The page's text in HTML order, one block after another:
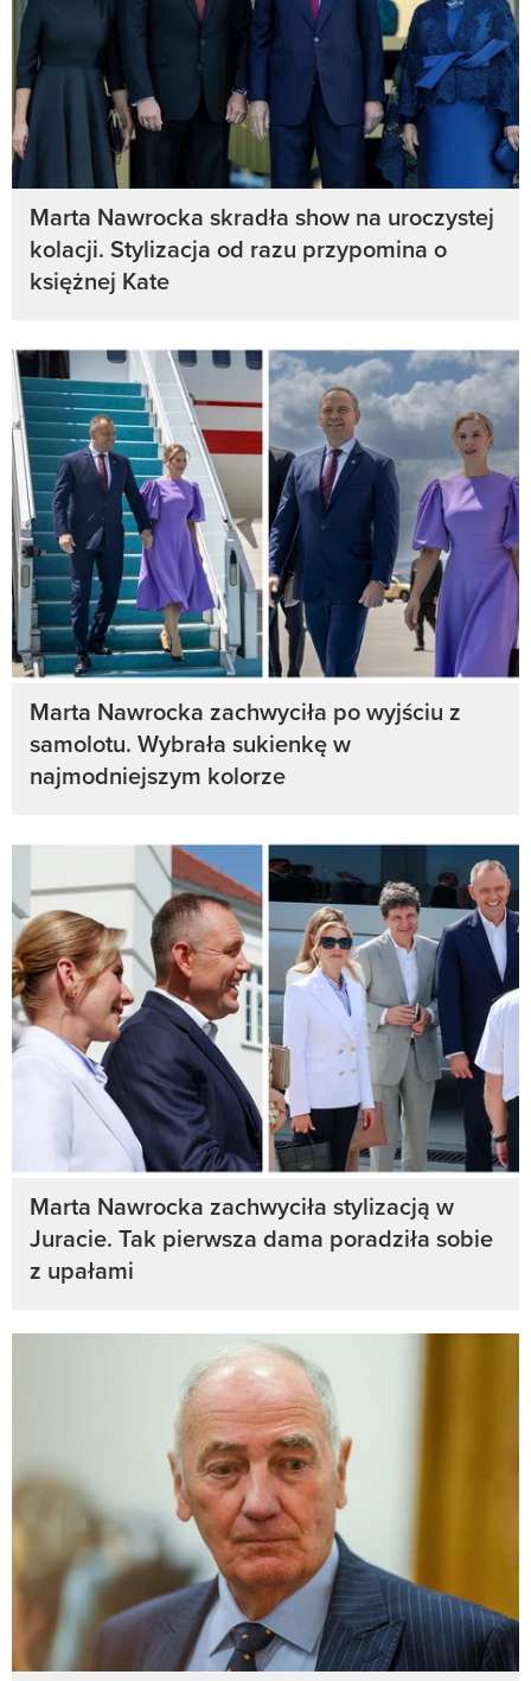
Marta Nawrocka skradła show na uroczystej
kolacji. Stylizacja od razu przypomina o
księżnej Kate
Marta Nawrocka zachwyciła po wyjściu z
samolotu. Wybrała sukienkę w
najmodniejszym kolorze
Marta Nawrocka zachwyciła stylizacją w
Juracie. Tak pierwsza dama poradziła sobie
z upałami